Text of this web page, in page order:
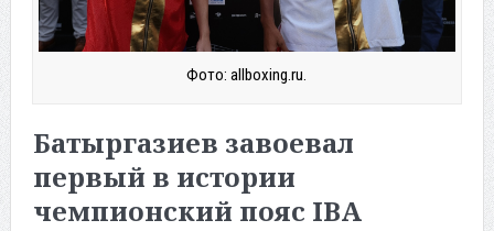
Фото: allboxing.ru.
Батыргазиев завоевал
первый в истории
чемпионский пояс IBA